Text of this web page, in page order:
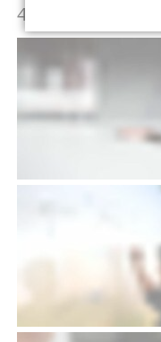
4-Column Gallery